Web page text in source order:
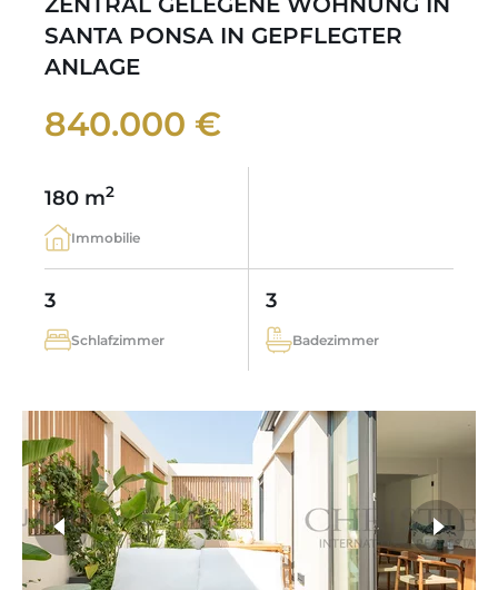
SANTA PONSA IN GEPFLEGTER
ANLAGE
840.000 €
180 m2
Immobilie
3
Schlafzimmer
3
Badezimmer